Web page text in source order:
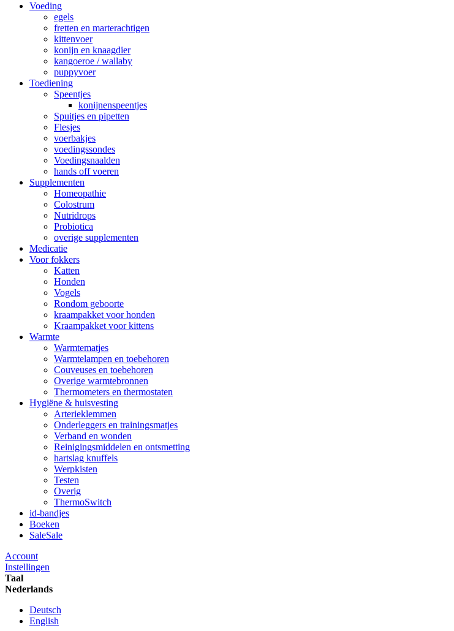
Voeding
egels
fretten en marterachtigen
kittenvoer
konijn en knaagdier
kangoeroe / wallaby
puppyvoer
Toediening
Speentjes
konijnenspeentjes
Spuitjes en pipetten
Flesjes
voerbakjes
voedingssondes
Voedingsnaalden
hands off voeren
Supplementen
Homeopathie
Colostrum
Nutridrops
Probiotica
overige supplementen
Medicatie
Voor fokkers
Katten
Honden
Vogels
Rondom geboorte
kraampakket voor honden
Kraampakket voor kittens
Warmte
Warmtematjes
Warmtelampen en toebehoren
Couveuses en toebehoren
Overige warmtebronnen
Thermometers en thermostaten
Hygiëne & huisvesting
Arterieklemmen
Onderleggers en trainingsmatjes
Verband en wonden
Reinigingsmiddelen en ontsmetting
hartslag knuffels
Werpkisten
Testen
Overig
ThermoSwitch
id-bandjes
Boeken
SaleSale
Account
Instellingen
Taal
Nederlands
Deutsch
English